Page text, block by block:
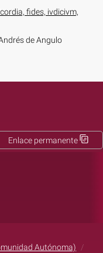
fides, ivdicivm,
de Angulo
Enlace permanente
Autónoma)